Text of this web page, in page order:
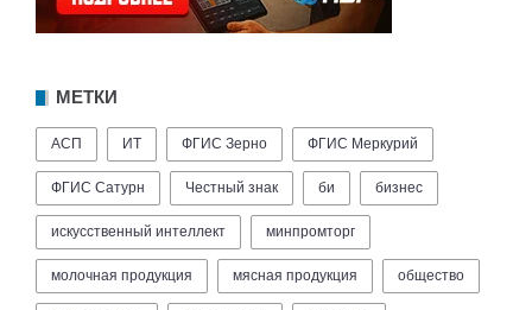
МЕТКИ
АСП ИТ ФГИС Зерно ФГИС Меркурий
ФГИС Сатурн Честный знак би бизнес
искусственный интеллект минпромторг
молочная продукция мясная продукция общество